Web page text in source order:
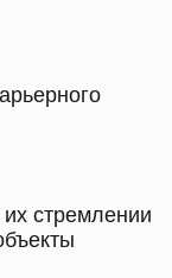
стремлении